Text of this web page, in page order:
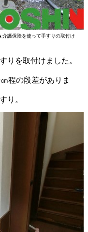
りの取付け
りを取付けました。
程の段差がありま
り。